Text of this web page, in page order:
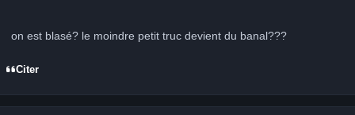
on est blasé? le moindre petit truc devient du banal???
Citer